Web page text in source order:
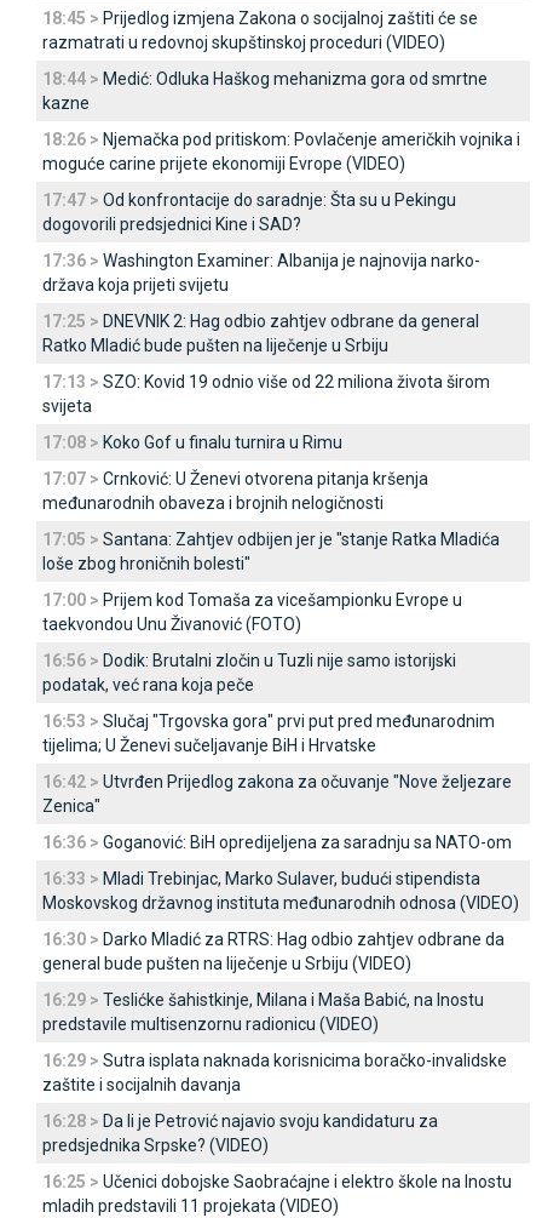
18:45 > Prijedlog izmjena Zakona o socijalnoj zaštiti će se
razmatrati u redovnoj skupštinskoj proceduri (VIDEO)
18:44 > Medić: Odluka Haškog mehanizma gora od smrtne
kazne
18:26 > Njemačka pod pritiskom: Povlačenje američkih vojnika i
moguće carine prijete ekonomiji Evrope (VIDEO)
17:47 > Od konfrontacije do saradnje: Šta su u Pekingu
dogovorili predsjednici Kine i SAD?
17:36 > Washington Examiner: Albanija je najnovija narko-
država koja prijeti svijetu
17:25 > DNEVNIK 2: Hag odbio zahtjev odbrane da general
Ratko Mladić bude pušten na liječenje u Srbiju
17:13 > SZO: Kovid 19 odnio više od 22 miliona života širom
svijeta
17:08 > Koko Gof u finalu turnira u Rimu
17:07 > Crnković: U Ženevi otvorena pitanja kršenja
međunarodnih obaveza i brojnih nelogičnosti
17:05 > Santana: Zahtjev odbijen jer je "stanje Ratka Mladića
loše zbog hroničnih bolesti"
17:00 > Prijem kod Tomaša za vicešampionku Evrope u
taekvondou Unu Živanović (FOTO)
16:56 > Dodik: Brutalni zločin u Tuzli nije samo istorijski
podatak, već rana koja peče
16:53 > Slučaj "Trgovska gora" prvi put pred međunarodnim
tijelima; U Ženevi sučeljavanje BiH i Hrvatske
16:42 > Utvrđen Prijedlog zakona za očuvanje "Nove željezare
Zenica"
16:36 > Goganović: BiH opredijeljena za saradnju sa NATO-om
16:33 > Mladi Trebinjac, Marko Sulaver, budući stipendista
Moskovskog državnog instituta međunarodnih odnosa (VIDEO)
16:30 > Darko Mladić za RTRS: Hag odbio zahtjev odbrane da
general bude pušten na liječenje u Srbiju (VIDEO)
16:29 > Teslićke šahistkinje, Milana i Maša Babić, na Inostu
predstavile multisenzornu radionicu (VIDEO)
16:29 > Sutra isplata naknada korisnicima boračko-invalidske
zaštite i socijalnih davanja
16:28 > Da li je Petrović najavio svoju kandidaturu za
predsjednika Srpske? (VIDEO)
16:25 > Učenici dobojske Saobraćajne i elektro škole na Inostu
mladih predstavili 11 projekata (VIDEO)